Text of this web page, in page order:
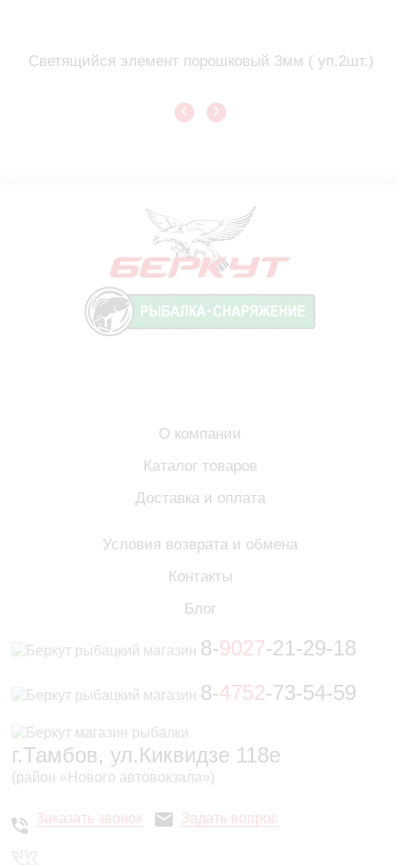
Светящийся элемент порошковый 3мм ( уп.2шт.)
О компании
Каталог товаров
Доставка и оплата
Условия возврата и обмена
Контакты
Блог
8-9027-21-29-18
8-4752-73-54-59
г.Тамбов, ул.Киквидзе 118е
(район «Нового автовокзала»)
Заказать звонок Задать вопрос